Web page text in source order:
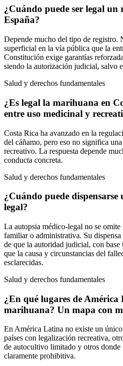
¿Cuándo puede ser legal un
España?
Depende mucho del tipo de registro.
superficial en la vía pública que la
Constitución exige garantías
siendo la autorización judicial, salvo
Salud y derechos fundamentales
¿Es legal la marihuana en
entre uso medicinal y
Costa Rica ha avanzado en la
del cáñamo, pero eso no significa
recreativo. La respuesta depende
conducta concreta.
Salud y derechos fundamentales
¿Cuándo puede
legal?
La autopsia médico-legal no se
familiar o administrativa. Su
de que la autoridad judicial, con base
que la causa y circunstancias del
esclarecidas.
Salud y derechos fundamentales
¿En qué lugares de América
marihuana? Un mapa con
En América Latina no existe un
países con legalización recreativa,
de autocultivo limitado y otros donde
claramente prohibitiva.